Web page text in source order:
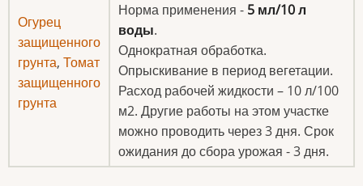
Огурец
защищенного
грунта, Томат
защищенного
грунта
Норма применения - 5 мл/10 л
воды.
Однократная обработка.
Опрыскивание в период вегетации.
Расход рабочей жидкости – 10 л/100
м2. Другие работы на этом участке
можно проводить через 3 дня. Срок
ожидания до сбора урожая - 3 дня.